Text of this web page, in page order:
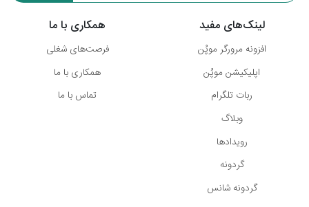
لینک‌های مفید
افزونه مرورگر موپُن
اپلیکیشن موپُن
ربات تلگرام
وبلاگ
رویدادها
گردونه
گردونه شانس
همکاری با ما
فرصت‌های شغلی
همکاری با ما
تماس با ما